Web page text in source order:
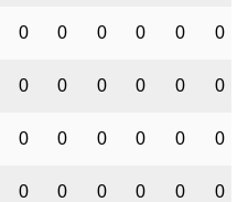
0 0 0 0 0 0
0 0 0 0 0 0
0 0 0 0 0 0
0 0 0 0 0 0